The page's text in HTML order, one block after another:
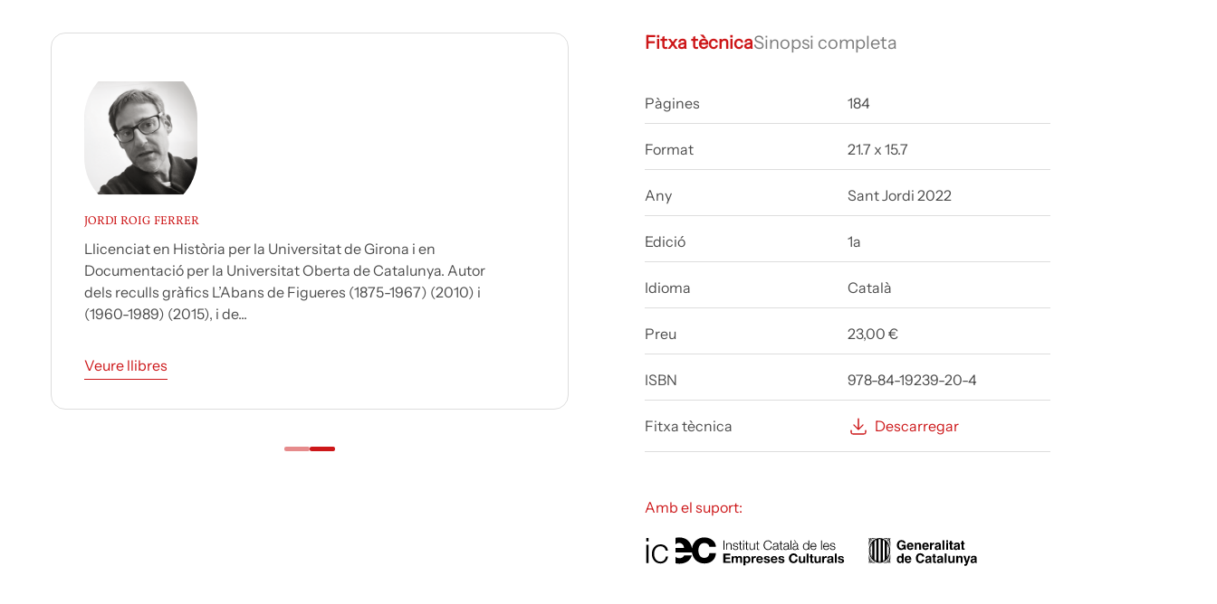
JORDI ROIG FERRER
Llicenciat en Història per la Universitat de Girona i en
Documentació per la Universitat Oberta de Catalunya. Autor
dels reculls gràfics L’Abans de Figueres (1875-1967) (2010) i
(1960-1989) (2015), i de...
Veure llibres
Fitxa tècnicaSinopsi completa
Pàgines 184
Format 21.7 x 15.7
Any Sant Jordi 2022
Edició 1a
Idioma Català
Preu 23,00 €
ISBN 978-84-19239-20-4
Fitxa tècnica Descarregar
Amb el suport: